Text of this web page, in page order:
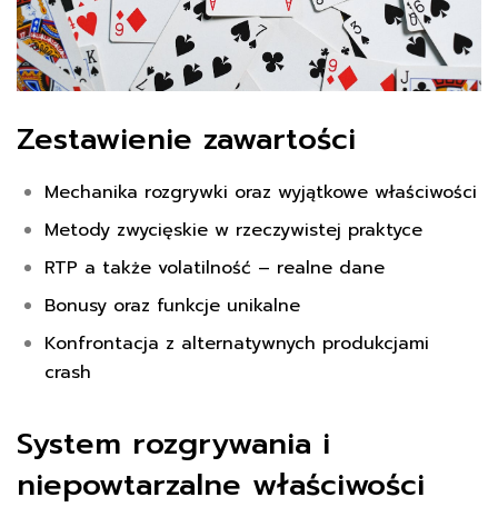
Zestawienie zawartości
Mechanika rozgrywki oraz wyjątkowe właściwości
Metody zwycięskie w rzeczywistej praktyce
RTP a także volatilność – realne dane
Bonusy oraz funkcje unikalne
Konfrontacja z alternatywnych produkcjami
crash
System rozgrywania i
niepowtarzalne właściwości